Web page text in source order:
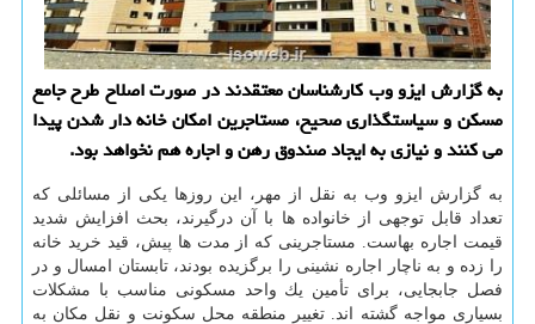
به گزارش ایزو وب كارشناسان معتقدند در صورت اصلاح طرح جامع
مسكن و سیاستگذاری صحیح، مستاجرین امكان خانه دار شدن پیدا
می كنند و نیازی به ایجاد صندوق رهن و اجاره هم نخواهد بود.
به گزارش ایزو وب به نقل از مهر، این روزها یكی از مسائلی كه
تعداد قابل توجهی از خانواده ها با آن درگیرند، بحث افزایش شدید
قیمت اجاره بهاست. مستاجرینی كه از مدت ها پیش، قید خرید خانه
را زده و به ناچار اجاره نشینی را برگزیده بودند، تابستان امسال و در
فصل جابجایی، برای تأمین یك واحد مسكونی مناسب با مشكلات
بسیاری مواجه گشته اند. تغییر منطقه محل سكونت و نقل مكان به